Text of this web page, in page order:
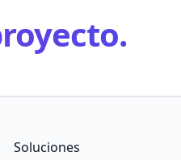
Soluciones